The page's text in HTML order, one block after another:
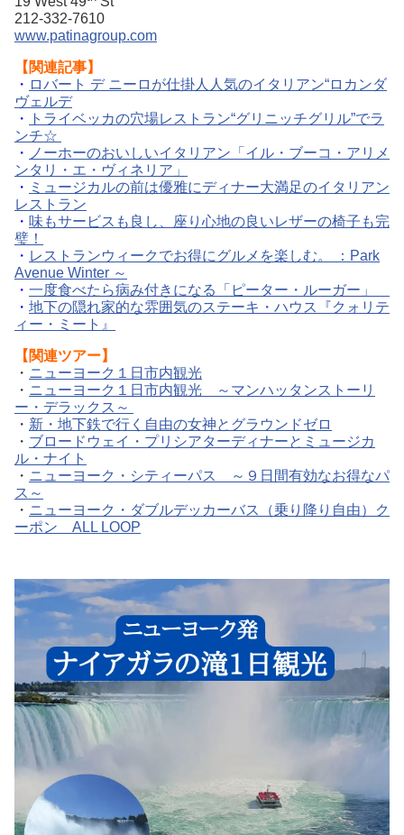
212-332-7610
www.patinagroup.com
【関連記事】
・ ロバート デ ニーロが仕掛人人気のイタリアン“ロカンダ
ヴェルデ
・
トライベッカの穴場レストラン“グリニッチグリル”でラ
ンチ☆
・ ノーホーのおいしいイタリアン「イル・ブーコ・アリメ
ンタリ・エ・ヴィネリア」
・ ミュージカルの前は優雅にディナー大満足のイタリアン
レストラン
・ 味もサービスも良し、座り心地の良いレザーの椅子も完
璧！
・ レストランウィークでお得にグルメを楽しむ。 ：Park
Avenue Winter ～
・ 一度食べたら病み付きになる「ピーター・ルーガー」
・ 地下の隠れ家的な雰囲気のステーキ・ハウス『クォリテ
ィー・ミート』
【 関連ツアー】
・ ニューヨーク１日市内観光
・ ニューヨーク１日市内観光 ～マンハッタンストーリ
ー・デラックス～
・ 新・地下鉄で行く自由の女神とグラウンドゼロ
・ ブロードウェイ・プリシアターディナーとミュージカ
ル・ナイト
・ ニューヨーク・シティーパス ～９日間有効なお得なパ
ス～
・ ニューヨーク・ダブルデッカーバス（乗り降り自由）ク
ーポン ALL LOOP